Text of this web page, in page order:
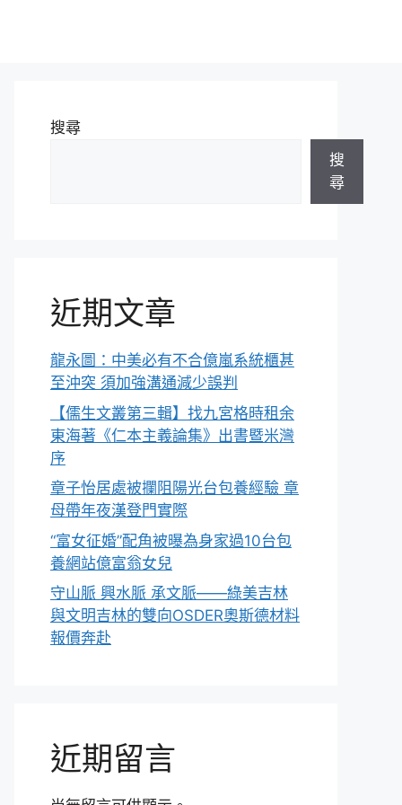
搜尋
搜
尋
近期文章
龍永圖：中美必有不合億嵐系統櫃甚
至沖突 須加強溝通減少誤判
【儒生文叢第三輯】找九宮格時租余
東海著《仁本主義論集》出書暨米灣
序
章子怡居處被攔阻陽光台包養經驗 章
母帶年夜漢登門實際
“富女征婚”配角被曝為身家過10台包
養網站億富翁女兒
守山脈 興水脈 承文脈——綠美吉林
與文明吉林的雙向OSDER奧斯德材料
報價奔赴
近期留言